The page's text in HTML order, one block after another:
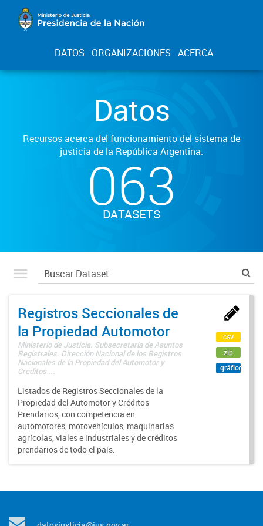
DATOS ORGANIZACIONES ACERCA
Datos
Recursos acerca del funcionamiento del sistema de
justicia de la República Argentina.
063
DATASETS
Registros Seccionales de
la Propiedad Automotor
Ministerio de Justicia. Subsecretaría de Asuntos
Registrales. Dirección Nacional de los Registros
Nacionales de la Propiedad del Automotor y
Créditos ...
Listados de Registros Seccionales de la
Propiedad del Automotor y Créditos
Prendarios, con competencia en
automotores, motovehículos, maquinarias
agrícolas, viales e industriales y de créditos
prendarios de todo el país.
csv
zip
gráfico